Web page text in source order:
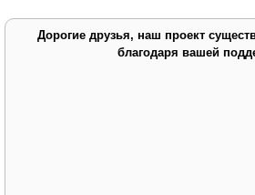
Дорогие друзья, наш проект
благодаря вашей